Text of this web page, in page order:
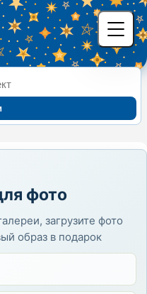
фото
загрузите фото
образ в подарок